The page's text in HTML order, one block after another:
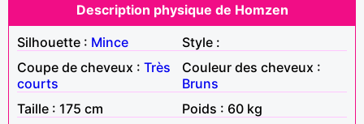
Description physique de Homzen
Silhouette : Mince
Style :
Coupe de cheveux : Très
courts
Couleur des cheveux :
Bruns
Taille : 175 cm
Poids : 60 kg